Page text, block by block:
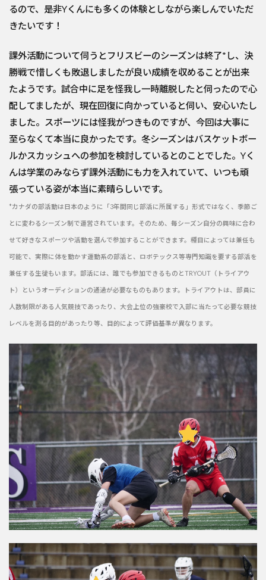
るので、是非Yくんにも多くの体験としながら楽しんでいただ
きたいです！
課外活動について伺うとフリスビーのシーズンは終了*し、決
勝戦で惜しくも敗退しましたが良い成績を収めることが出来
たようです。試合中に足を怪我し一時離脱したと伺ったので心
配してましたが、現在回復に向かっていると伺い、安心いたし
ました。スポーツには怪我がつきものですが、今回は大事に
至らなくて本当に良かったです。冬シーズンはバスケットボー
ルかスカッシュへの参加を検討しているとのことでした。Yく
んは学業のみならず課外活動にも力を入れていて、いつも頑
張っている姿が本当に素晴らしいです。
*カナダの部活動は日本のように「3年間同じ部活に所属する」形式ではなく、季節ご
とに変わるシーズン制で運営されています。そのため、毎シーズン自分の興味に合わ
せて好きなスポーツや活動を選んで参加することができます。種目によっては兼任も
可能で、実際に体を動かす運動系の部活と、ロボテックス等専門知識を要する部活を
兼任する生徒もいます。部活には、誰でも参加できるものとTRYOUT（トライアウ
ト）というオーディションの通過が必要なものもあります。トライアウトは、部員に
人数制限がある人気競技であったり、大会上位の強豪校で入部に当たって必要な競技
レベルを測る目的があったり等、目的によって評価基準が異なります。